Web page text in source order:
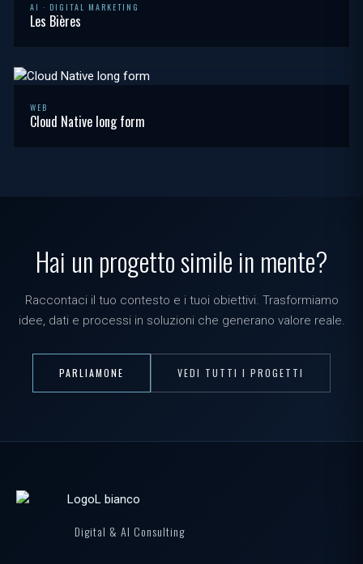
AI · DIGITAL MARKETING
Les Bières
WEB
Cloud Native long form
Hai un progetto simile in mente?
Raccontaci il tuo contesto e i tuoi obiettivi. Trasformiamo
idee, dati e processi in soluzioni che generano valore reale.
PARLIAMONE VEDI TUTTI I PROGETTI
Digital & AI Consulting